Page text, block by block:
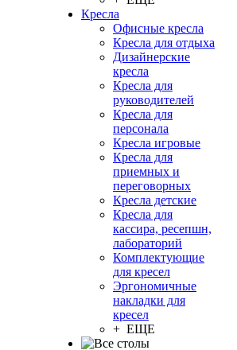
Кресла
Офисные кресла
Кресла для отдыха
Дизайнерские
кресла
Кресла для
руководителей
Кресла для
персонала
Кресла игровые
Кресла для
приемных и
переговорных
Кресла детские
Кресла для
кассира, ресепшн,
лабораторий
Комплектующие
для кресел
Эргономичные
накладки для
кресел
+ ЕЩЕ